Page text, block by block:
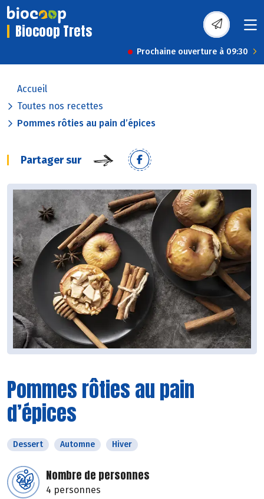
Biocoop Trets
Prochaine ouverture à 09:30
Accueil
Toutes nos recettes
Pommes rôties au pain d’épices
Partager sur
Pommes rôties au pain
d’épices
Dessert Automne Hiver
Nombre de personnes
4 personnes